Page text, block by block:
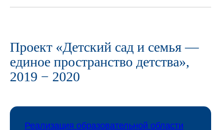
Проект «Детский сад и семья —
единое пространство детства»,
2019 − 2020
Реализация образовательной области